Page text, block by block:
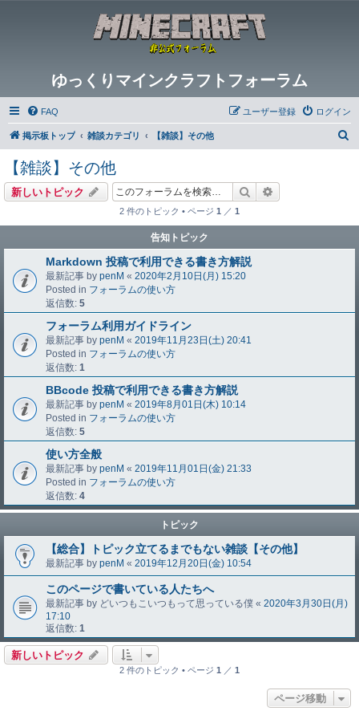
ゆっくりマインクラフトフォーラム
FAQ ログイン
ユーザー登録
掲示板トップ 雑談カテゴリ 【雑談】その他
【雑談】その他
新しいトピック 検索
2 件のトピック • ページ 1 ／ 1
告知トピック
Markdown 投稿で利用できる書き方解説
最新記事 by penM « 2020年2月10日(月) 15:20
Posted in フォーラムの使い方
返信数: 5
フォーラム利用ガイドライン
最新記事 by penM « 2019年11月23日(土) 20:41
Posted in フォーラムの使い方
返信数: 1
BBcode 投稿で利用できる書き方解説
最新記事 by penM « 2019年8月01日(木) 10:14
Posted in フォーラムの使い方
返信数: 5
使い方全般
最新記事 by penM « 2019年11月01日(金) 21:33
Posted in フォーラムの使い方
返信数: 4
トピック
【総合】トピック立てるまでもない雑談【その他】
最新記事 by penM « 2019年12月20日(金) 10:54
このページで書いている人たちへ
最新記事 by どいつもこいつもって思っている僕 « 2020年3月30日(月)
17:10
返信数: 1
新しいトピック
2 件のトピック • ページ 1 ／ 1
ページ移動